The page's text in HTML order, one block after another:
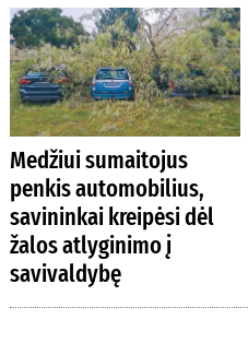
Medžiui sumaitojus
penkis automobilius,
savininkai kreipėsi dėl
žalos atlyginimo į
savivaldybę